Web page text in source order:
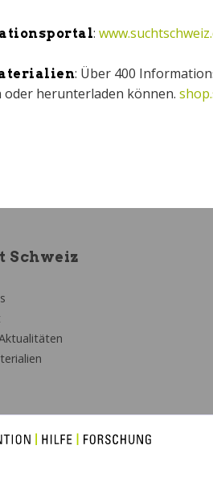
:
: Über 400
oder herunterladen können.
Schweiz